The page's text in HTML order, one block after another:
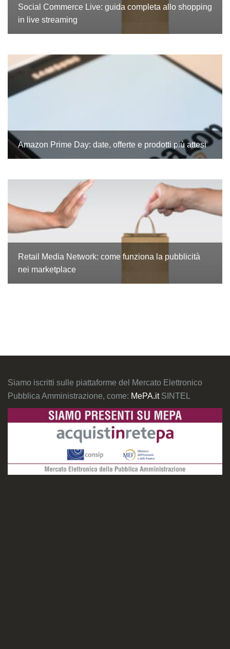
Social Commerce Live: guida completa allo shopping
in live streaming
Amazon Prime Day: date, offerte e prodotti più attesi
Retail Media Network: come funziona la pubblicità
nei marketplace
Siamo iscritti sulle piattaforme del Mercato Elettronico
Pubblica Amministrazione, come: MePA.it SINTEL